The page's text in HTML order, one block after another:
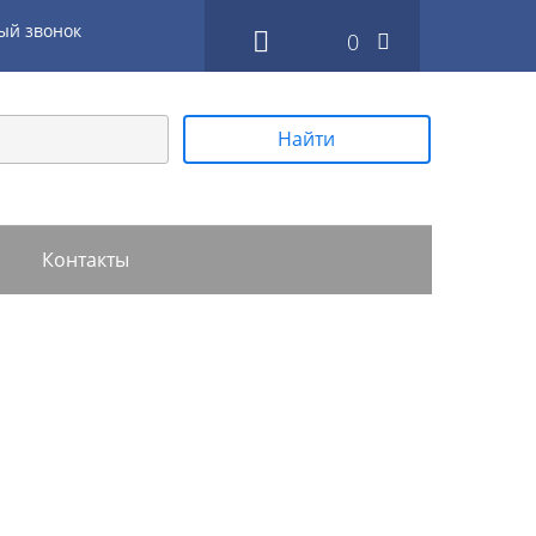
звонок 0
Найти
Контакты